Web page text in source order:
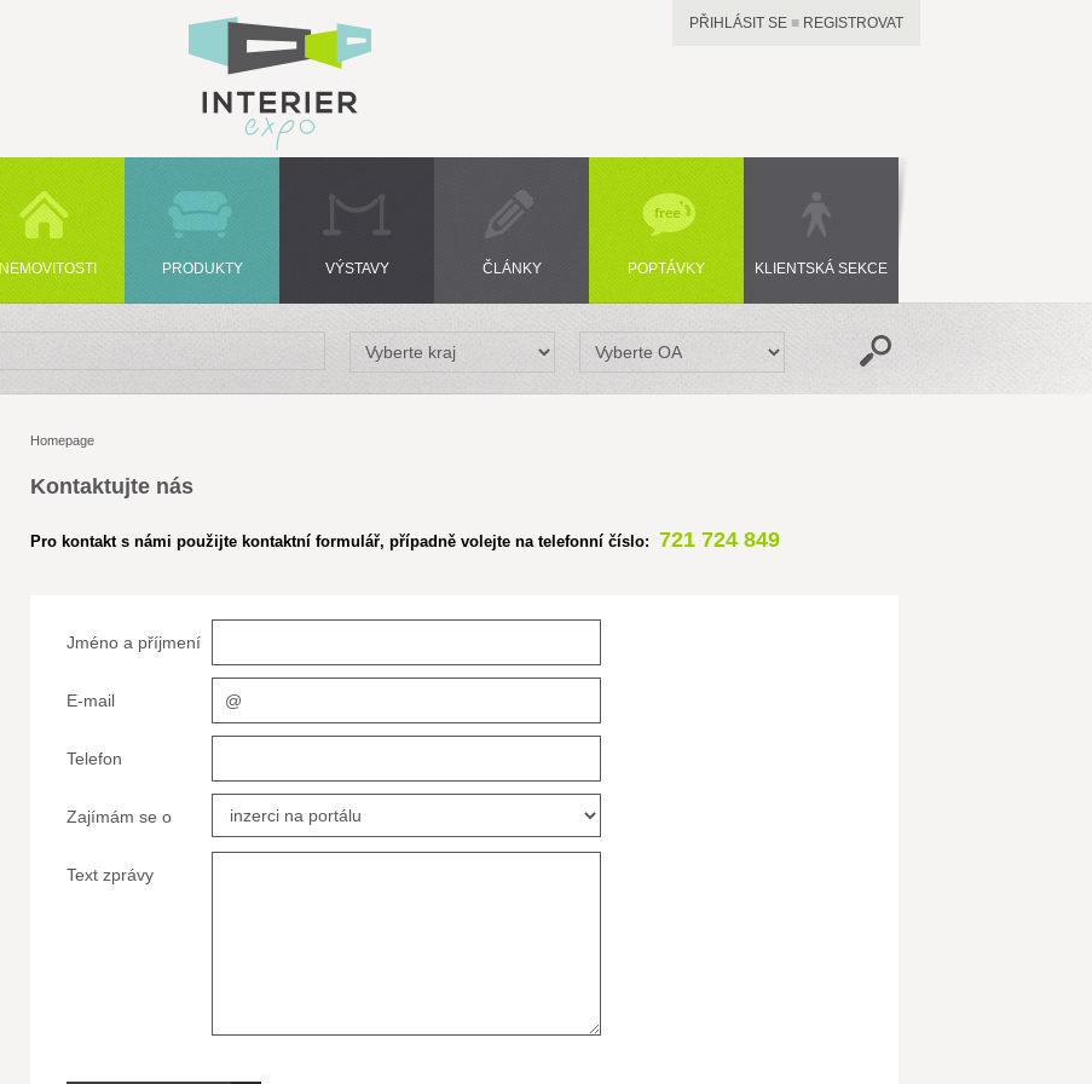
PŘIHLÁSIT SE ■ REGISTROVAT
NEMOVITOSTI PRODUKTY VÝSTAVY ČLÁNKY POPTÁVKY KLIENTSKÁ SEKCE
Homepage
Kontaktujte nás
Pro kontakt s námi použijte kontaktní formulář, případně volejte na telefonní číslo: 721 724 849
Jméno a příjmení
E-mail
Telefon
Zajímám se o
Text zprávy